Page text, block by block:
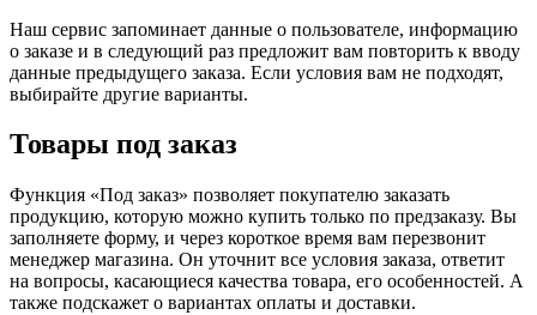
Наш сервис запоминает данные о пользователе, информацию
о заказе и в следующий раз предложит вам повторить к вводу
данные предыдущего заказа. Если условия вам не подходят,
выбирайте другие варианты.
Товары под заказ
Функция «Под заказ» позволяет покупателю заказать
продукцию, которую можно купить только по предзаказу. Вы
заполняете форму, и через короткое время вам перезвонит
менеджер магазина. Он уточнит все условия заказа, ответит
на вопросы, касающиеся качества товара, его особенностей. А
также подскажет о вариантах оплаты и доставки.